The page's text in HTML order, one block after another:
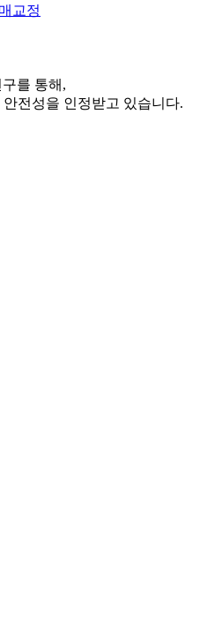
교정
를 통해,
전성을 인정받고 있습니다.